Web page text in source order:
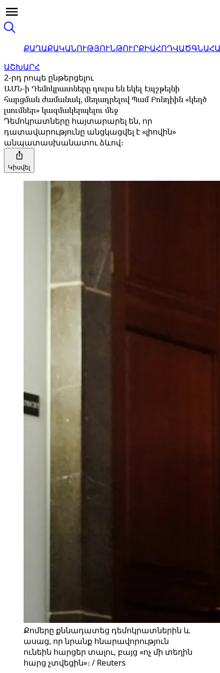
ՔԱՂԱՔԱԿԱՆՈՒԹՅՈՒՆԹՈՒՐՔԻԱՀՈԴՎԱԾ
ԱՇԽԱՐՀ
2-րդ րոպե ընթերցելու
ԱՄՆ-ի Դեմոկրատները դուրս են եկել Էպշթեյնի
հարցման ժամանակ, մեղադրելով Պամ Բոնդիին «կեղծ
լսումներ» կազմակերպելու մեջ
Դեմոկրատները հայտարարել են, որ
դատավարությունը անցկացվել է «լիովին»
անպատասխանատու ձևով։
Կիսվել
Քոմերը քննադատեց դեմոկրատներին և
ասաց, որ նրանք հնարավորություն
ունեին հարցեր տալու, բայց «ոչ մի տեղին
հարց չտվեցին»։ / Reuters